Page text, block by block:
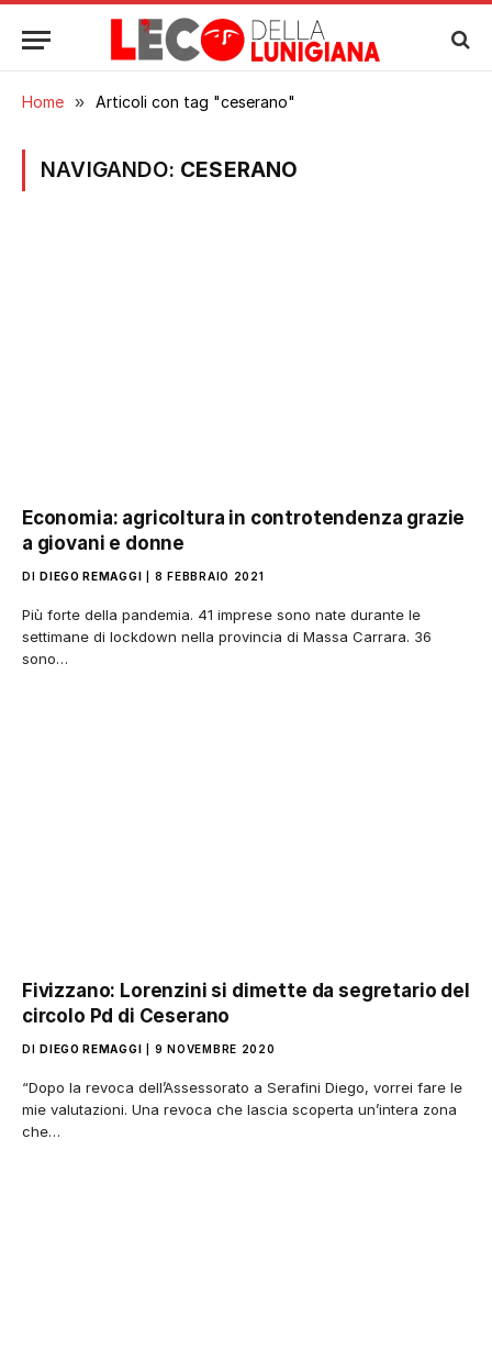
Home » Articoli con tag "ceserano"
NAVIGANDO: CESERANO
Economia: agricoltura in controtendenza grazie
a giovani e donne
DI DIEGO REMAGGI 8 FEBBRAIO 2021
Più forte della pandemia. 41 imprese sono nate durante le
settimane di lockdown nella provincia di Massa Carrara. 36
sono…
Fivizzano: Lorenzini si dimette da segretario del
circolo Pd di Ceserano
DI DIEGO REMAGGI 9 NOVEMBRE 2020
“Dopo la revoca dell’Assessorato a Serafini Diego, vorrei fare le
mie valutazioni. Una revoca che lascia scoperta un’intera zona
che…